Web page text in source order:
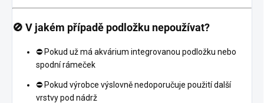
🚫 V jakém případě podložku nepoužívat?
⛔ Pokud už má akvárium integrovanou podložku nebo
spodní rámeček
⛔ Pokud výrobce výslovně nedoporučuje použití další
vrstvy pod nádrž